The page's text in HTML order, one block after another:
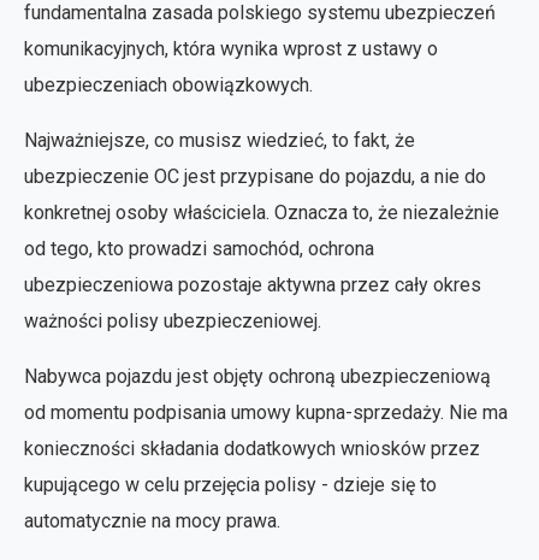
fundamentalna zasada polskiego systemu ubezpieczeń
komunikacyjnych, która wynika wprost z ustawy o
ubezpieczeniach obowiązkowych.
Najważniejsze, co musisz wiedzieć, to fakt, że
ubezpieczenie OC jest przypisane do pojazdu, a nie do
konkretnej osoby właściciela. Oznacza to, że niezależnie
od tego, kto prowadzi samochód, ochrona
ubezpieczeniowa pozostaje aktywna przez cały okres
ważności polisy ubezpieczeniowej.
Nabywca pojazdu jest objęty ochroną ubezpieczeniową
od momentu podpisania umowy kupna-sprzedaży. Nie ma
konieczności składania dodatkowych wniosków przez
kupującego w celu przejęcia polisy - dzieje się to
automatycznie na mocy prawa.